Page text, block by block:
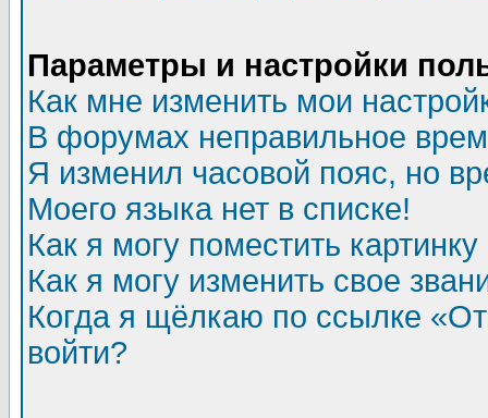
Параметры и настройки
Как мне изменить мои
В форумах неправильное
Я изменил часовой пояс, но
Моего языка нет в списке!
Как я могу поместить
Как я могу изменить свое
Когда я щёлкаю по ссылке
войти?